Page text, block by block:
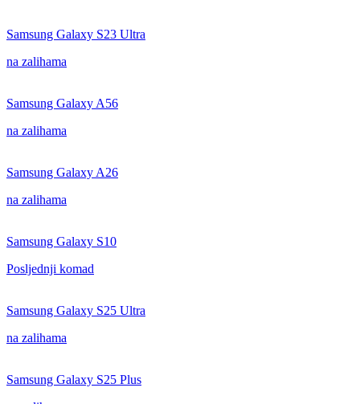
Samsung Galaxy S23 Ultra
na zalihama
Samsung Galaxy A56
na zalihama
Samsung Galaxy A26
na zalihama
Samsung Galaxy S10
Posljednji komad
Samsung Galaxy S25 Ultra
na zalihama
Samsung Galaxy S25 Plus